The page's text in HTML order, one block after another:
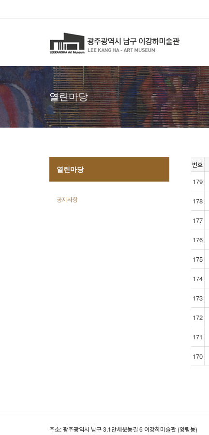
열린마당
번호
179
178
177
176
175
174
173
172
171
170
열린마당
공지사항
주소: 광주광역시 남구 3.1만세운동길 6 이강하미술관 (양림동)